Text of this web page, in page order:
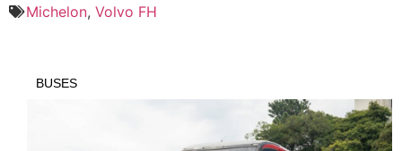
Michelon, Volvo FH
BUSES